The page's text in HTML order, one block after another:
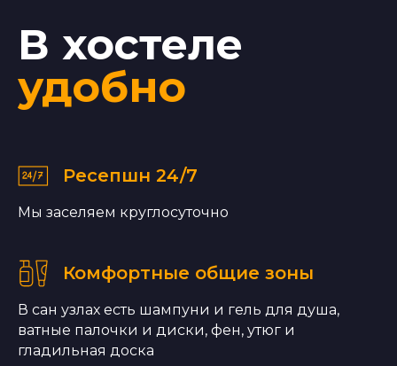
В хостеле
удобно
Ресепшн 24/7
Мы заселяем круглосуточно
Комфортные общие зоны
В сан узлах есть шампуни и гель для душа,
ватные палочки и диски, фен, утюг и
гладильная доска